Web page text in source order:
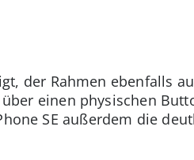
der Rahmen ebenfalls
einen physischen
SE außerdem die